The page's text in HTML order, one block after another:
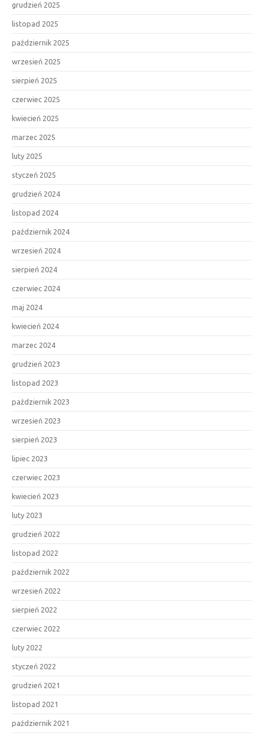
grudzień 2025
listopad 2025
październik 2025
wrzesień 2025
sierpień 2025
czerwiec 2025
kwiecień 2025
marzec 2025
luty 2025
styczeń 2025
grudzień 2024
listopad 2024
październik 2024
wrzesień 2024
sierpień 2024
czerwiec 2024
maj 2024
kwiecień 2024
marzec 2024
grudzień 2023
listopad 2023
październik 2023
wrzesień 2023
sierpień 2023
lipiec 2023
czerwiec 2023
kwiecień 2023
luty 2023
grudzień 2022
listopad 2022
październik 2022
wrzesień 2022
sierpień 2022
czerwiec 2022
luty 2022
styczeń 2022
grudzień 2021
listopad 2021
październik 2021